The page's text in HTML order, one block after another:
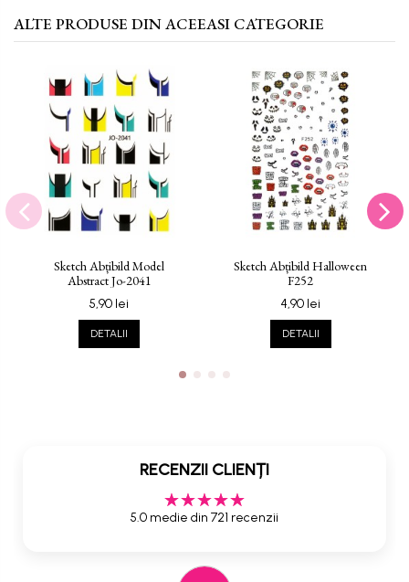
ALTE PRODUSE DIN ACEEASI CATEGORIE
Sketch Abțibild Model
Abstract Jo-2041
5,90 lei
DETALII
Sketch Abțibild Halloween
F252
4,90 lei
DETALII
RECENZII CLIENȚI
5.0 medie din 721 recenzii